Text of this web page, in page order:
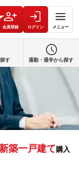
会員登録 ログイン メニュー
築一戸建て購入
す 通勤・通学から探す